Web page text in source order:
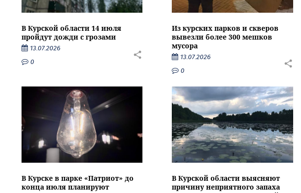
В Курской области 14 июля
пройдут дожди с грозами
13.07.2026
0
Из курских парков и скверов
вывезли более 300 мешков
мусора
13.07.2026
0
В Курске в парке «Патриот» до
конца июля планируют
В Курской области выясняют
причину неприятного запаха